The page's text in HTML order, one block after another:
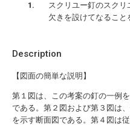
Description
【図面の簡単な説明】
第１図は、この考案の釘の一例
である。第２図および第３図は
を示す断面図である。第４図は
スクリユー釘のスク
欠きを設けてなること